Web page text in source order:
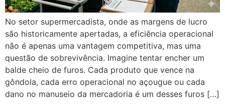
No setor supermercadista, onde as margens de lucro
são historicamente apertadas, a eficiência operacional
não é apenas uma vantagem competitiva, mas uma
questão de sobrevivência. Imagine tentar encher um
balde cheio de furos. Cada produto que vence na
gôndola, cada erro operacional no açougue ou cada
dano no manuseio da mercadoria é um desses furos […]